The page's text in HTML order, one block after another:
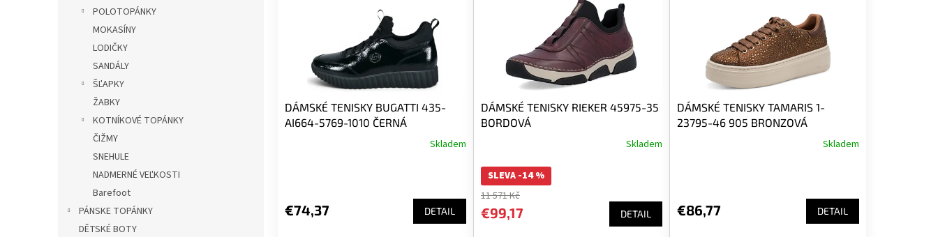
POLOTOPÁNKY
MOKASÍNY
LODIČKY
SANDÁLY
ŠĽAPKY
ŽABKY
KOTNÍKOVÉ TOPÁNKY
ČIŽMY
SNEHULE
NADMERNÉ VEĽKOSTI
Barefoot
PÁNSKE TOPÁNKY
DĚTSKÉ BOTY
DÁMSKÉ TENISKY BUGATTI 435-
AI664-5769-1010 ČERNÁ
Skladem
€74,37 DETAIL
DÁMSKÉ TENISKY RIEKER 45975-35
BORDOVÁ
Skladem
SLEVA -14 %
11 571 Kč
€99,17 DETAIL
DÁMSKÉ TENISKY TAMARIS 1-
23795-46 905 BRONZOVÁ
Skladem
€86,77 DETAIL